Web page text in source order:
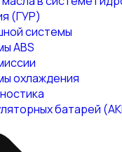
(ГУР)
системы
ABS
охлаждения
батарей